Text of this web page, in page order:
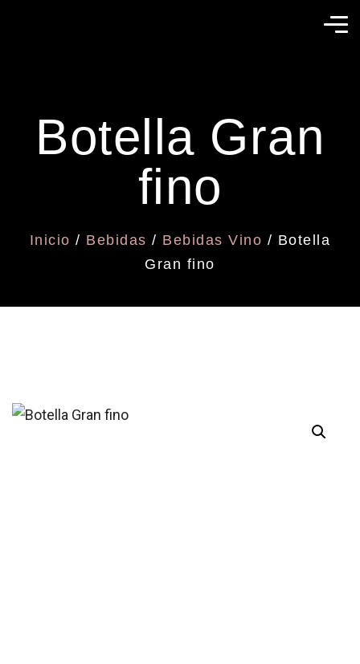
Botella Gran
fino
Inicio / Bebidas / Bebidas Vino / Botella
Gran fino